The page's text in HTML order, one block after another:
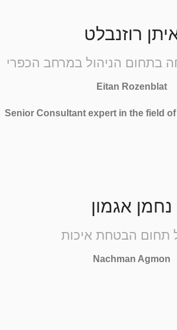
רוזנבלט
בתחום הניהול במרחב הכפרי
Eitan Rozenblat
Senior Consultant expert in the field
נחמן אגמון
תחום הבטחת איכות
Nachman Agmon